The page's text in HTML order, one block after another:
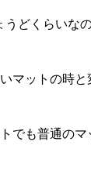
どくらいな
マットの時
でも普通のマ